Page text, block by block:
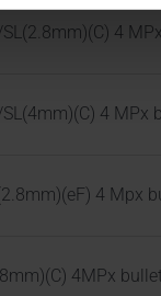
4
SL(4mm)(C) 4 MPx
4 Mpx
4MPx